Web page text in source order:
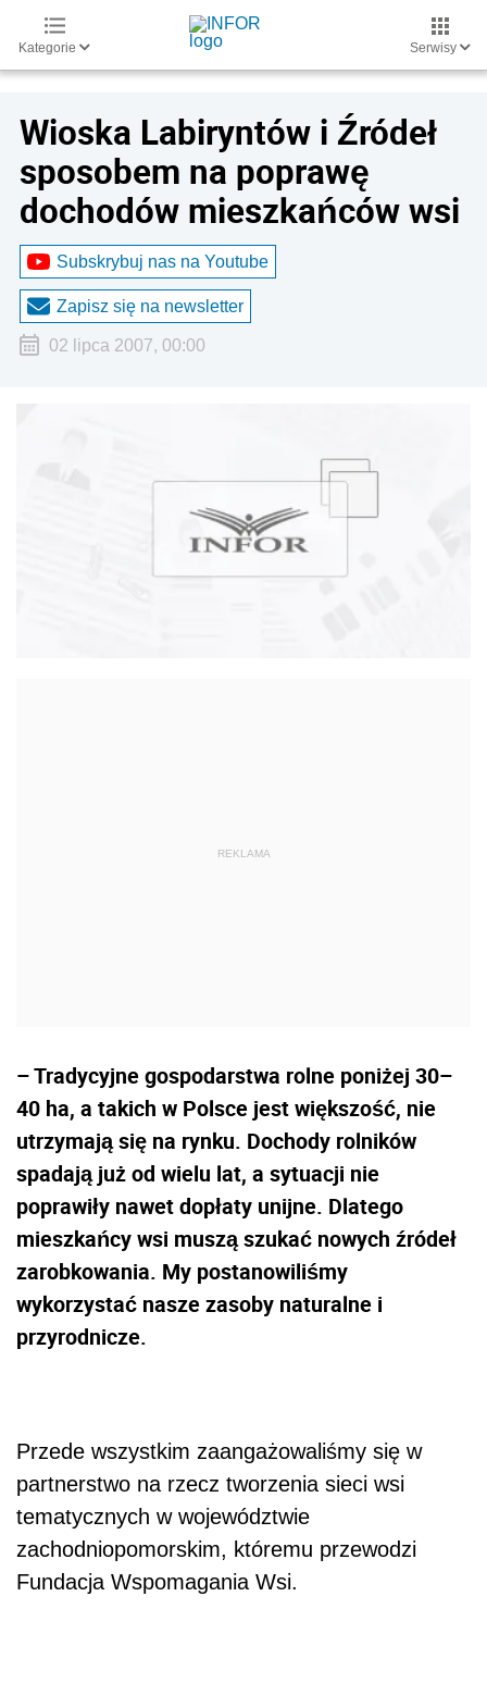
Kategorie Serwisy
Wioska Labiryntów i Źródeł
sposobem na poprawę
dochodów mieszkańców wsi
Subskrybuj nas na Youtube
Zapisz się na newsletter
02 lipca 2007, 00:00
– Tradycyjne gospodarstwa rolne poniżej 30–
40 ha, a takich w Polsce jest większość, nie
utrzymają się na rynku. Dochody rolników
spadają już od wielu lat, a sytuacji nie
poprawiły nawet dopłaty unijne. Dlatego
mieszkańcy wsi muszą szukać nowych źródeł
zarobkowania. My postanowiliśmy
wykorzystać nasze zasoby naturalne i
przyrodnicze.
Przede wszystkim zaangażowaliśmy się w
partnerstwo na rzecz tworzenia sieci wsi
tematycznych w województwie
zachodniopomorskim, któremu przewodzi
Fundacja Wspomagania Wsi.